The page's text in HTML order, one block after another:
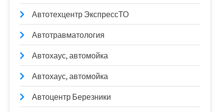
Автотехцентр ЭкспрессТО
Автотравматология
Автохаус, автомойка
Автохаус, автомойка
Автоцентр Березники